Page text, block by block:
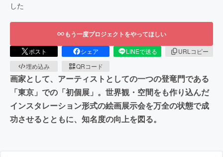
した
もう一度プロジェクトをやってほしい
ポスト シェア LINEで送る
URLコピー
埋め込み
QRコード
画家として、アーティストとしての一つの登竜門である
「東京」での「初個展」。世界観・空間をも作り込んだ
インスタレーション形式の絵画展示会を万全の状態で成
功させるとともに、知名度の向上を図る。